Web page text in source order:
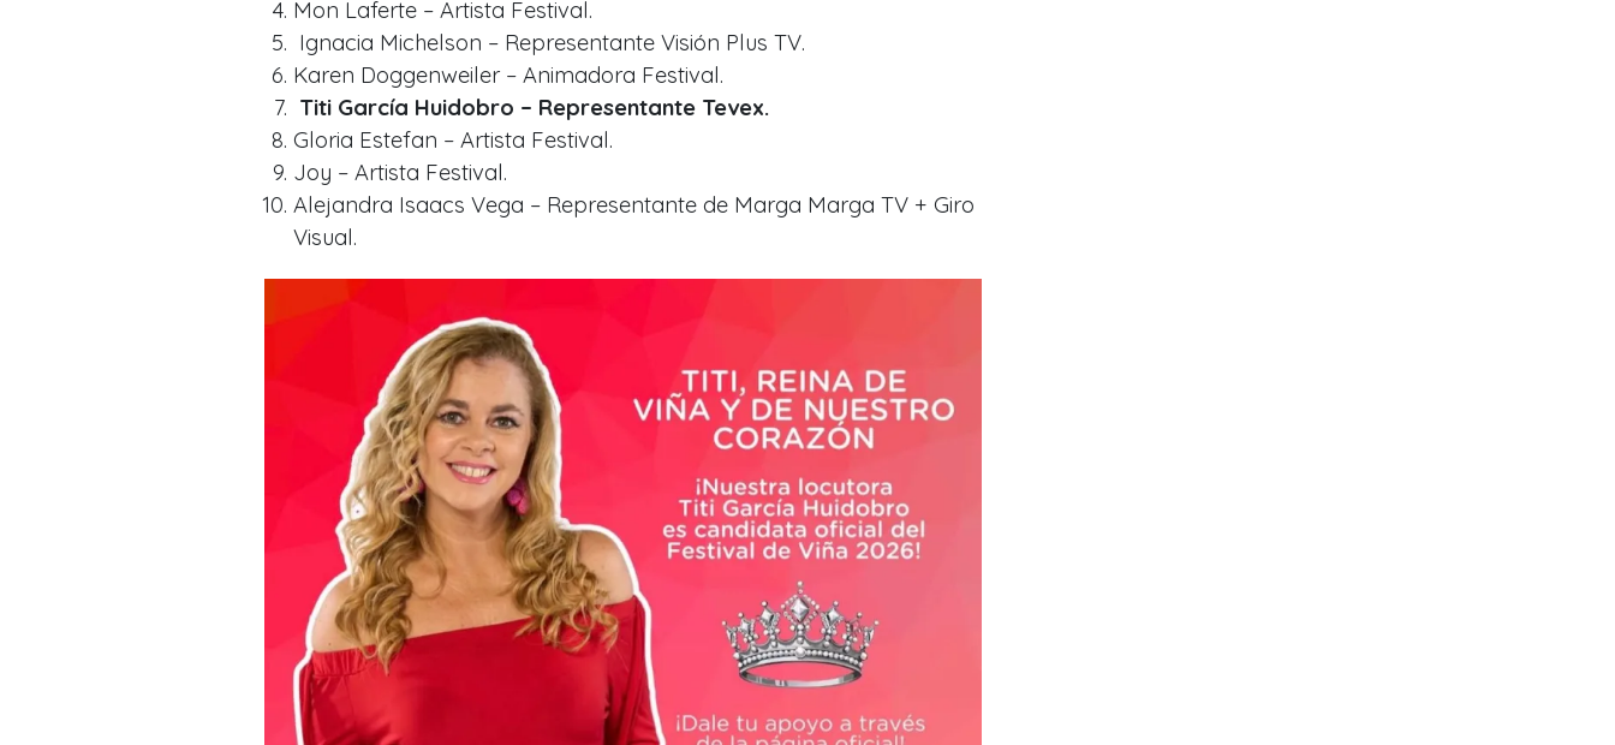
Mon Laferte – Artista Festival.
Ignacia Michelson – Representante Visión Plus TV.
Karen Doggenweiler – Animadora Festival.
Titi García Huidobro – Representante Tevex.
Gloria Estefan – Artista Festival.
Joy – Artista Festival.
Alejandra Isaacs Vega – Representante de Marga Marga TV + Giro
Visual.